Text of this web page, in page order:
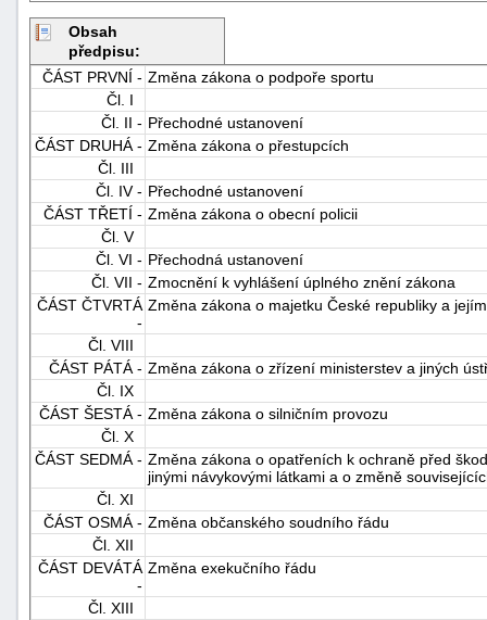
Obsah
předpisu:
ČÁST PRVNÍ - Změna zákona o podpoře sportu
Čl. I
Čl. II - Přechodné ustanovení
ČÁST DRUHÁ - Změna zákona o přestupcích
Čl. III
Čl. IV - Přechodné ustanovení
ČÁST TŘETÍ - Změna zákona o obecní policii
Čl. V
Čl. VI - Přechodná ustanovení
Čl. VII - Zmocnění k vyhlášení úplného znění zákona
ČÁST ČTVRTÁ
-
Změna zákona o majetku České republiky a
Čl. VIII
ČÁST PÁTÁ - Změna zákona o zřízení ministerstev a jiných
Čl. IX
ČÁST ŠESTÁ - Změna zákona o silničním provozu
Čl. X
ČÁST SEDMÁ - Změna zákona o opatřeních k ochraně před
jinými návykovými látkami a o změně
Čl. XI
ČÁST OSMÁ - Změna občanského soudního řádu
Čl. XII
ČÁST DEVÁTÁ
-
Změna exekučního řádu
Čl. XIII
-
náhrady